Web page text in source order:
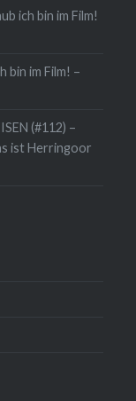
ich bin im Film!
bin im Film! –
(#112) –
ist Herringoor